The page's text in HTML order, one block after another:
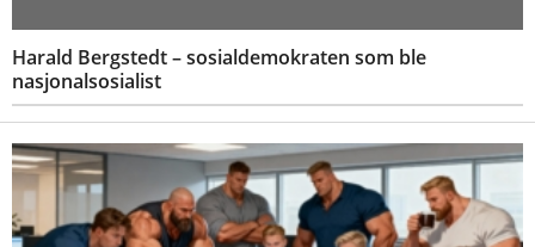
Harald Bergstedt – sosialdemokraten som ble
nasjonalsosialist